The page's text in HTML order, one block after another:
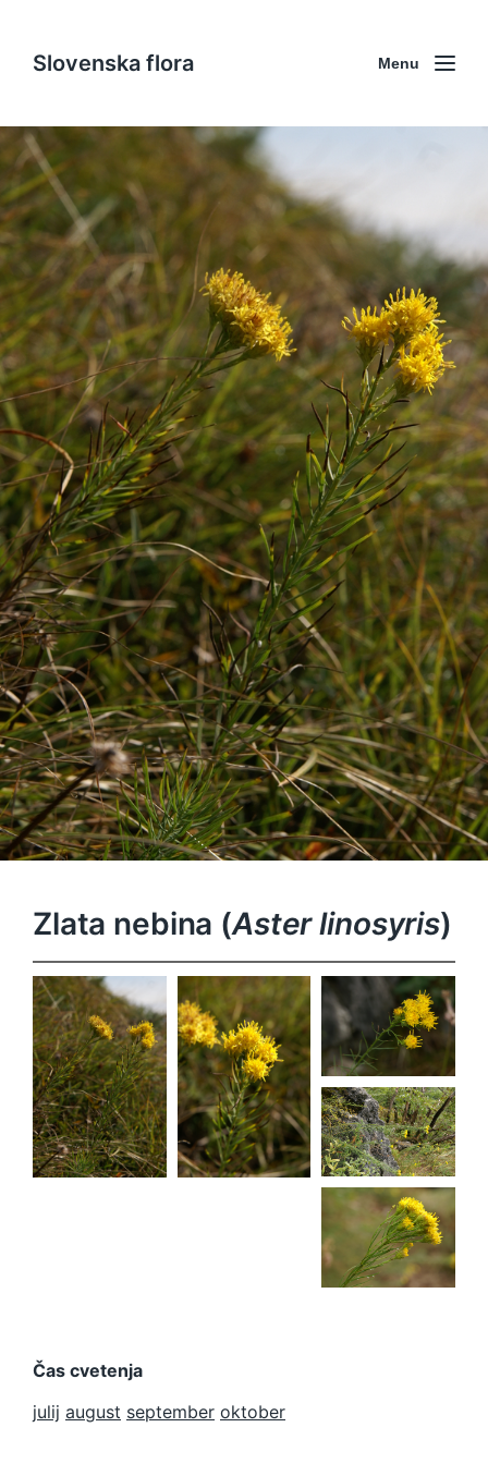
Slovenska flora Menu
Zlata nebina (Aster linosyris)
Aster
linosyris
Aster
linosyris
linosyris
Aster
linosyris
Aster
linosyris
Čas cvetenja
julij august september oktober